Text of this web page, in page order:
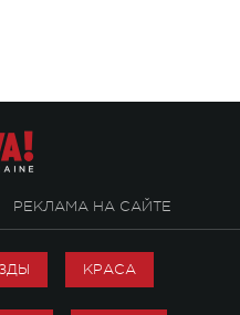
РЕКЛАМА НА САЙТЕ
КРАСА